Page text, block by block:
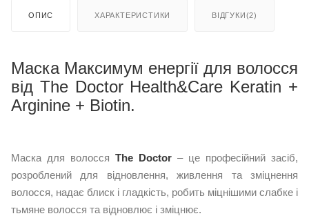
ОПИС ХАРАКТЕРИСТИКИ ВІДГУКИ(2)
Маска Максимум енергії для волосся
від The Doctor Health&Care Keratin +
Arginine + Biotin.
Маска для волосся The Doctor – це професійний засіб,
розроблений для відновлення, живлення та зміцнення
волосся, надає блиск і гладкість, робить міцнішими слабке і
тьмяне волосся та відновлює і зміцнює.